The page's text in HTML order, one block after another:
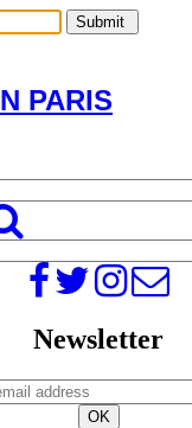
PARIS
Newsletter